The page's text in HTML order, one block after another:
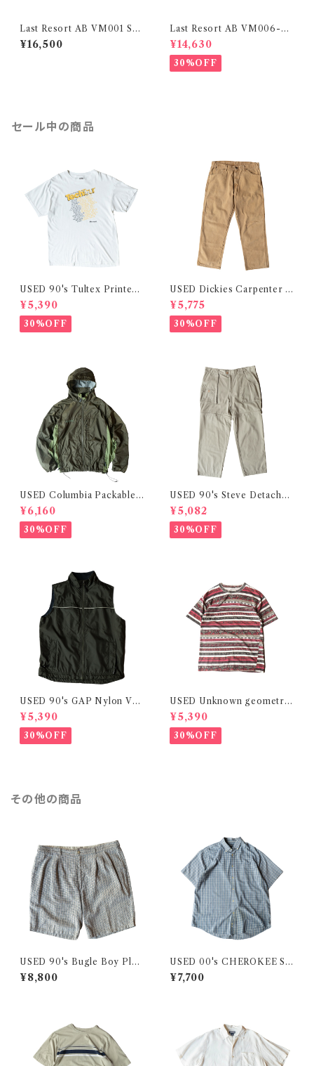
Last Resort AB VM001 Sue
de LO Black / White
¥16,500
Last Resort AB VM006-M
oc LO BLACK CROC
¥14,630
30%OFF
セール中の商品
USED 90's Tultex Printed
S/S Tee
¥5,390
30%OFF
USED Dickies Carpenter P
ants
¥5,775
30%OFF
USED Columbia Packable
Nylon Jacket
¥6,160
30%OFF
USED 90's Steve Detachabl
e Fatigue Pants
¥5,082
30%OFF
USED 90's GAP Nylon Ves
t¥5,390
30%OFF
USED Unknown geometric
design striped Tee
¥5,390
30%OFF
その他の商品
USED 90's Bugle Boy Plaid
Shorts
¥8,800
USED 00's CHEROKEE S/S
Plaid Shirt
¥7,700